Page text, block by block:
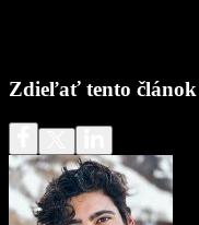
Zdieľať tento článok